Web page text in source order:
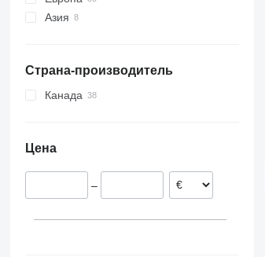
Польша
Дания
Азия
Страна-производитель
Канада
Цена
–